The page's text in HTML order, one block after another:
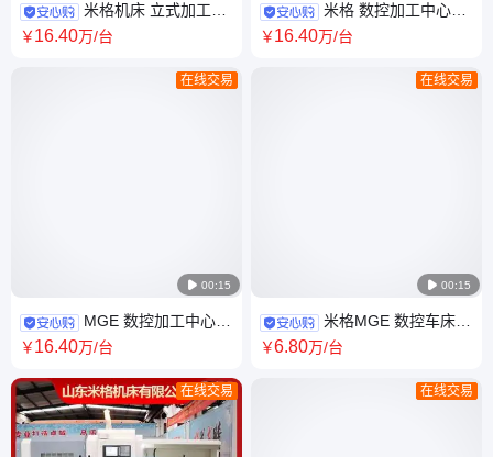
米格机床 立式加工中
心VMC650 全封闭防护安全性
￥16.40万/台
 00:15
在线交易
MGE 数控加工中心
VMC1160 流线紧凑设计 人工
￥16.40万/台
在线交易
米格 数控加工中心
VMC850 适合多种材料加工 支
￥16.40万/台
 00:15
在线交易
米格MGE 数控车床
CK6150型 镶贴优质耐磨片 满
￥6.80万/台
在线交易